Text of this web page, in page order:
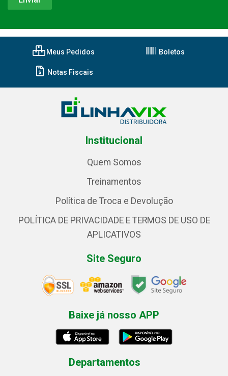
Meus Pedidos Boletos
Notas Fiscais
Institucional
Quem Somos
Treinamentos
Política de Troca e Devolução
POLÍTICA DE PRIVACIDADE E TERMOS DE USO DE
APLICATIVOS
Site Seguro
Baixe já nosso APP
Departamentos